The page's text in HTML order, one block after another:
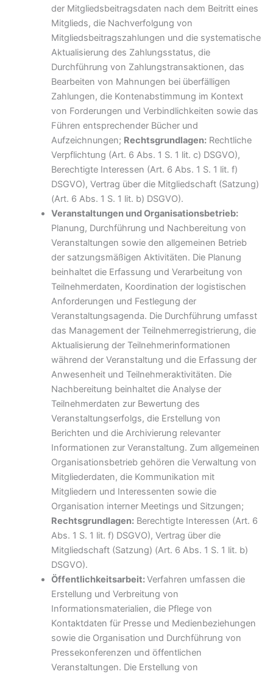
der Mitgliedsbeitragsdaten nach dem Beitritt eines
Mitglieds, die Nachverfolgung von
Mitgliedsbeitragszahlungen und die systematische
Aktualisierung des Zahlungsstatus, die
Durchführung von Zahlungstransaktionen, das
Bearbeiten von Mahnungen bei überfälligen
Zahlungen, die Kontenabstimmung im Kontext
von Forderungen und Verbindlichkeiten sowie das
Führen entsprechender Bücher und
Aufzeichnungen; Rechtsgrundlagen:Rechtliche
Verpflichtung (Art. 6 Abs. 1 S. 1 lit. c) DSGVO),
Berechtigte Interessen (Art. 6 Abs. 1 S. 1 lit. f)
DSGVO), Vertrag über die Mitgliedschaft (Satzung)
(Art. 6 Abs. 1 S. 1 lit. b) DSGVO).
Veranstaltungen und Organisationsbetrieb:
Planung, Durchführung und Nachbereitung von
Veranstaltungen sowie den allgemeinen Betrieb
der satzungsmäßigen Aktivitäten. Die Planung
beinhaltet die Erfassung und Verarbeitung von
Teilnehmerdaten, Koordination der logistischen
Anforderungen und Festlegung der
Veranstaltungsagenda. Die Durchführung umfasst
das Management der Teilnehmerregistrierung, die
Aktualisierung der Teilnehmerinformationen
während der Veranstaltung und die Erfassung der
Anwesenheit und Teilnehmeraktivitäten. Die
Nachbereitung beinhaltet die Analyse der
Teilnehmerdaten zur Bewertung des
Veranstaltungserfolgs, die Erstellung von
Berichten und die Archivierung relevanter
Informationen zur Veranstaltung. Zum allgemeinen
Organisationsbetrieb gehören die Verwaltung von
Mitgliederdaten, die Kommunikation mit
Mitgliedern und Interessenten sowie die
Organisation interner Meetings und Sitzungen;
Rechtsgrundlagen:Berechtigte Interessen (Art. 6
Abs. 1 S. 1 lit. f) DSGVO), Vertrag über die
Mitgliedschaft (Satzung) (Art. 6 Abs. 1 S. 1 lit. b)
DSGVO).
Öffentlichkeitsarbeit:Verfahren umfassen die
Erstellung und Verbreitung von
Informationsmaterialien, die Pflege von
Kontaktdaten für Presse und Medienbeziehungen
sowie die Organisation und Durchführung von
Pressekonferenzen und öffentlichen
Veranstaltungen. Die Erstellung von